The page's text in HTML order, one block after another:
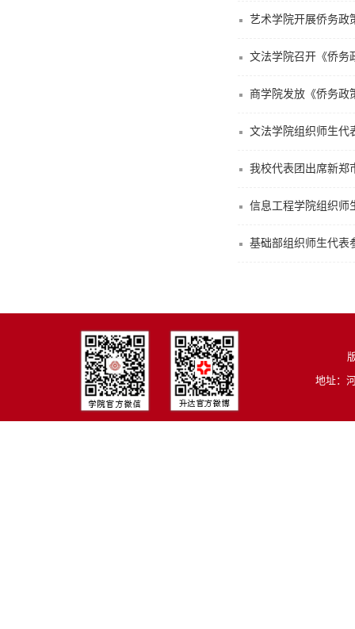
艺术学院开展侨务政
文法学院召开《侨务
商学院发放《侨务政
文法学院组织师生代
我校代表团出席新郑
信息工程学院组织师
基础部组织师生代表
地址：